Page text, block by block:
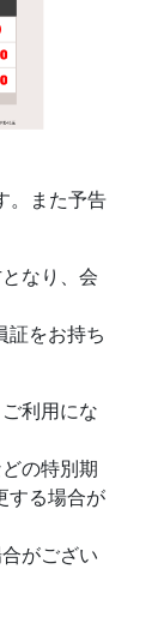
。また予告
なり、会
証をお持ち
利用にな
の特別期
する場合が
がござい